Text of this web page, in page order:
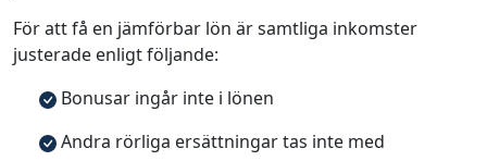
För att få en jämförbar lön är samtliga inkomster
justerade enligt följande:
Bonusar ingår inte i lönen
Andra rörliga ersättningar tas inte med